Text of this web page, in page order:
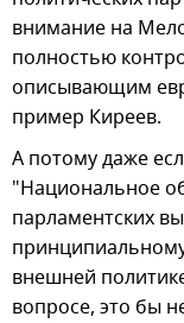
внимание на
полностью
описывающим
пример Киреев.
А потому даже
"Национальное
парламентских
внешней
вопросе, это бы